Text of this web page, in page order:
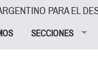
PARA EL
SECCIONES